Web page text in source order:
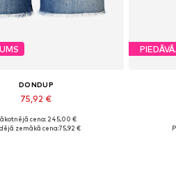
DONDUP
75,92 €
izmēri: 25, 27
cena: 245,00 €
zemākā cena:75,92 €